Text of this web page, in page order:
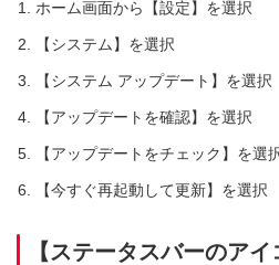
ホーム画面から【設定】を選択
【システム】を選択
【システム アップデート】を選択
【アップデートを確認】を選択
【アップデートをチェック】を選
【今すぐ再起動して更新】を選択
【ステータスバーのアイ